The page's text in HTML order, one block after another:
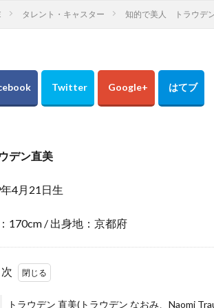
タレント・キャスター 知的で美人 トラウデ
デン直美
4月21日生
170cm / 出身地：京都府
トラウデン 直美(トラウデン なおみ、Naomi